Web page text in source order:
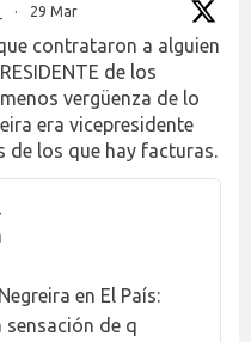
· 29 Mar
contrataron a alguien
de los
vergüenza de lo
era vicepresidente
de los que hay facturas.
en El País:
sensación de q